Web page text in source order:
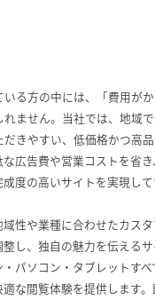
る方の中には、「費用が
ません。当社では、地域
きやすい、低価格かつ高
広告費や営業コストを省
度の高いサイトを実現して
性や業種に合わせたカス
し、独自の魅力を伝える
パソコン・タブレットす
な閲覧体験を提供します